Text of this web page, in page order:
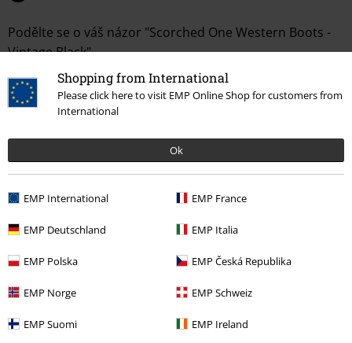
Shopping from International
Please click here to visit EMP Online Shop for customers from
International
Ok
EMP International EMP France
EMP Deutschland EMP Italia
EMP Polska EMP Česká Republika
EMP Norge EMP Schweiz
EMP Suomi EMP Ireland
Podělte se o váš názor "Scorched One Western Boots -
Vintage Black".
Napsat hodnocení
Naposledy navštívené